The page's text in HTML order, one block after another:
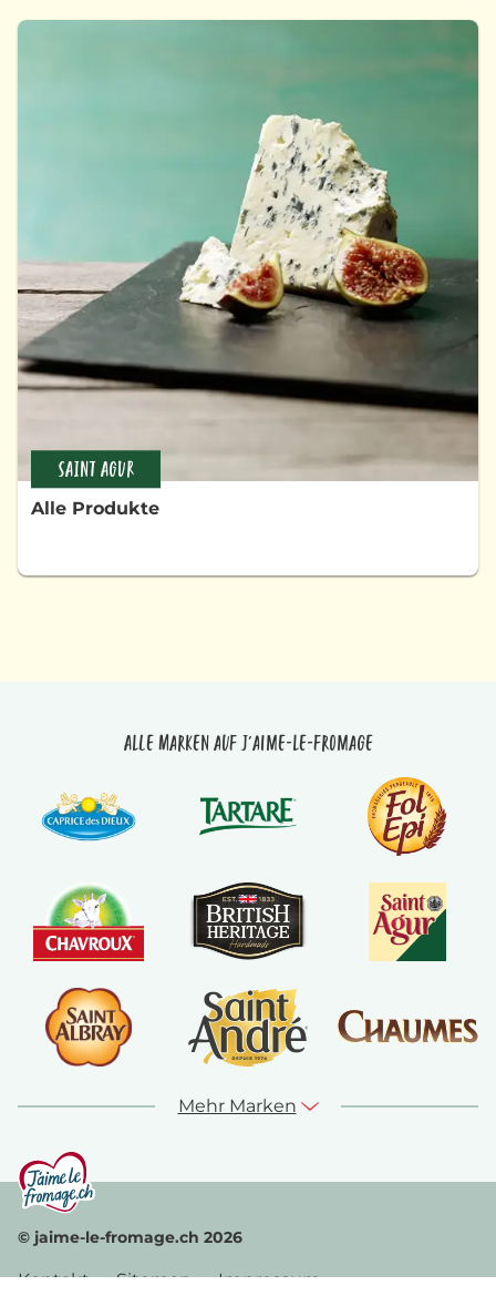
SAINT AGUR
Alle Produkte
Alle Marken auf J'aime-le-fromage
Mehr Marken
© jaime-le-fromage.ch 2026
Kontakt Sitemap
Impressum